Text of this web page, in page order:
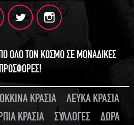
ΟΛΟ ΤΟΝ ΚΟΣΜΟ ΣΕ ΜΟΝΑΔΙΚΕΣ
ΠΡΟΣΦΟΡΕΣ!
ΚΡΑΣΙΑ
ΛΕΥΚΑ ΚΡΑΣΙΑ
ΚΡΑΣΙΑ
ΣΥΛΛΟΓΕΣ
ΔΩΡΑ